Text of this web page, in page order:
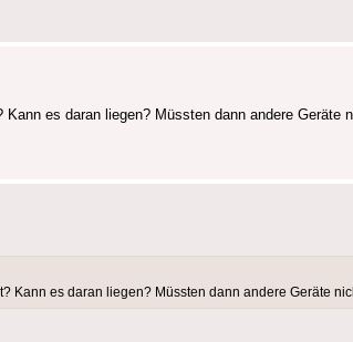
es daran liegen? Müssten dann andere Geräte
Kann es daran liegen? Müssten dann andere Geräte